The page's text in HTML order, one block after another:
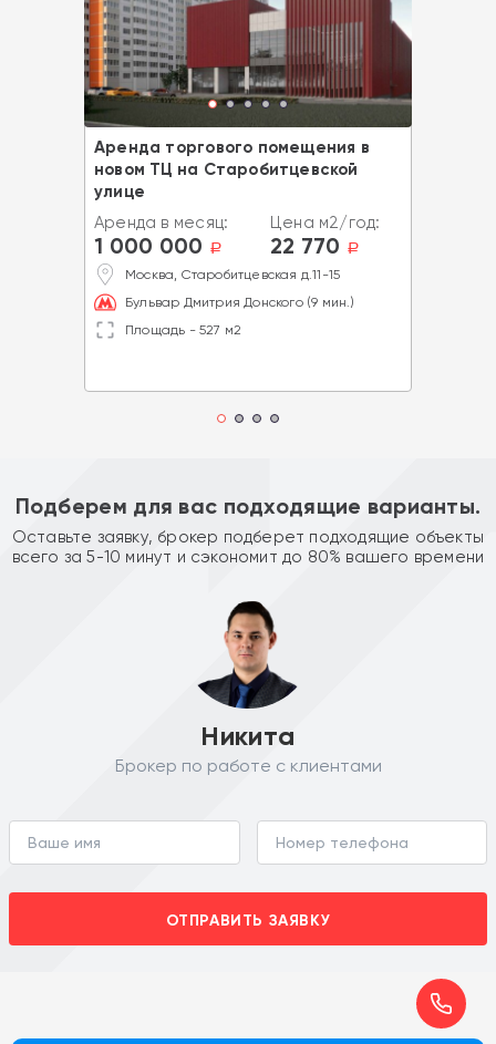
Аренда торгового помещения в
новом ТЦ на Старобитцевской
улице
Аренда в месяц:
1 000 000 a
Цена м2/год:
22 770 a
Москва, Старобитцевская д.11-15
Бульвар Дмитрия Донского (9 мин.)
Площадь - 527 м2
Подберем для вас подходящие варианты.
Оставьте заявку, брокер подберет подходящие объекты
всего за 5-10 минут и сэкономит до 80% вашего времени
Никита
Брокер по работе с клиентами
ОТПРАВИТЬ ЗАЯВКУ